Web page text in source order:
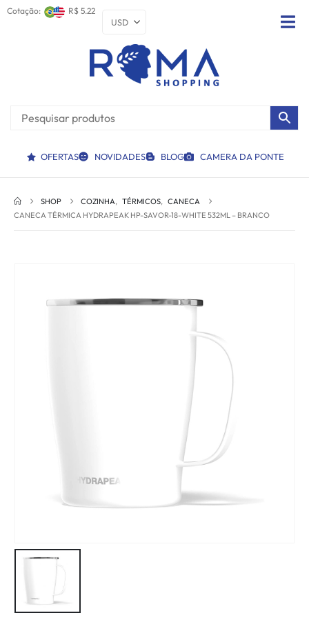
Cotação: R$ 5.22
OFERTAS NOVIDADES BLOG CAMERA DA PONTE
SHOP COZINHA, TÉRMICOS, CANECA
CANECA TÉRMICA HYDRAPEAK HP-SAVOR-18-WHITE 532ML – BRANCO